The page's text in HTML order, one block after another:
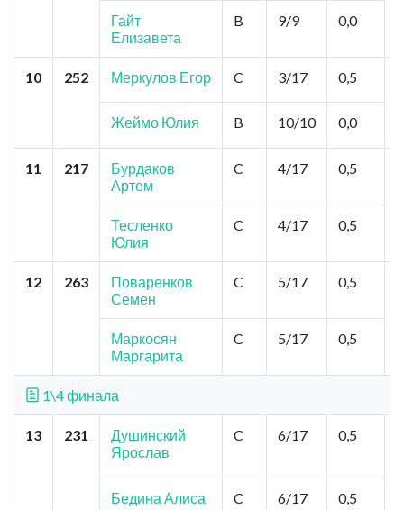
Гайт
Елизавета
B 9/9 0,0
10 252 Меркулов Егор C 3/17 0,5
Жеймо Юлия B 10/10 0,0
11 217
Бурдаков
Артем
C 4/17 0,5
Тесленко
Юлия
C 4/17 0,5
12 263
Поваренков
Семен
C 5/17 0,5
Маркосян
Маргарита
C 5/17 0,5
1\4 финала
13 231
Душинский
Ярослав
C 6/17 0,5
Бедина Алиса C 6/17 0,5